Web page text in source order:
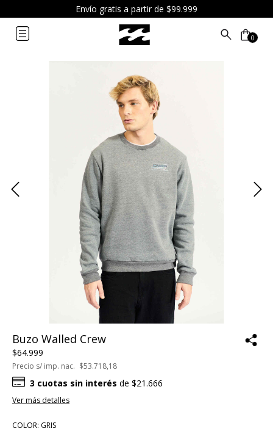
Envío gratis a partir de $99.999
0
Buzo Walled Crew
$64.999
Precio s/ imp. nac. $53.718,18
3 cuotas sin interés de $21.666
Ver más detalles
COLOR: GRIS